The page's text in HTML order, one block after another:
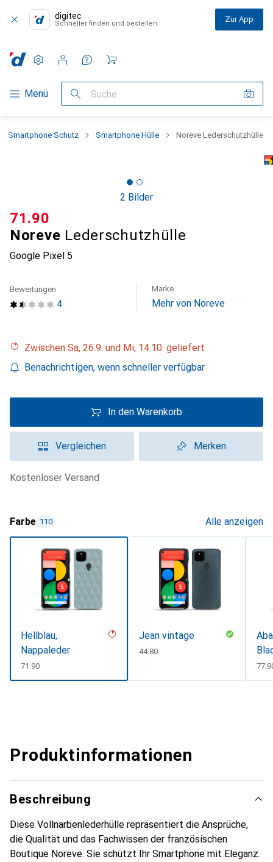
digitec
Schneller finden und bestellen Zur App
Navigation nach Kategorien
Menü Suche
Einstellungen
Kundenkonto
Vergleichslisten
Merklisten
Warenkorb
Smartphone Schutz Smartphone Hülle Noreve Lederschutzhülle
2 Bilder
Noreve Lederschutzhülle
Google Pixel 5
CHF
71.90
4
Bewertungen Marke
Mehr von Noreve
Zwischen Sa, 26.9. und Mi, 14.10. geliefert
Benachrichtigen, wenn schneller verfügbar
In den Warenkorb
Vergleichen Merken
kostenloser Versand
Farbe 110 Alle anzeigen
Hellblau,
Nappaleder
CHF
71.90
Jean vintage
CHF
44.80
CHF
Produktinformationen
Beschreibung
Diese Vollnarbenlederhülle repräsentiert die Ansprüche,
die Qualität und das Fachwissen der französischen
Boutique Noreve. Sie schützt Ihr Smartphone mit Eleganz.